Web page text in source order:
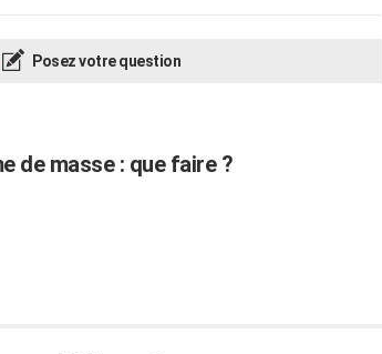
Posez votre question
de masse : que faire ?